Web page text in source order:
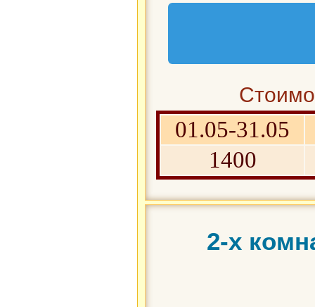
01.05-31.05
1400
2-х